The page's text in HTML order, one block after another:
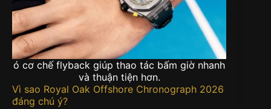
ó cơ chế flyback giúp thao tác bấm giờ nhanh
và thuận tiện hơn.
Vì sao Royal Oak Offshore Chronograph 2026
đáng chú ý?